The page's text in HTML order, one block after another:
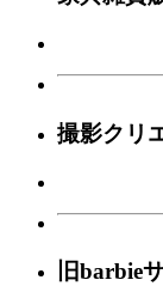
撮影クリ
旧barbie